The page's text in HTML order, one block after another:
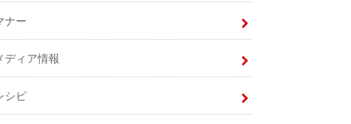
ナー
ディア情報
シピ